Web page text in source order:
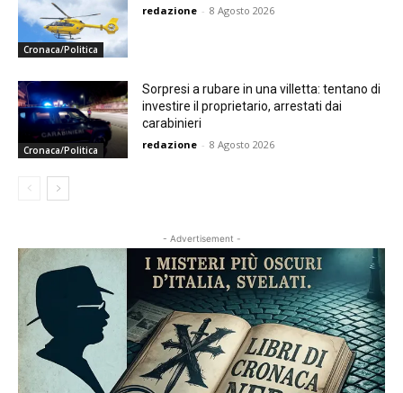
Cronaca/Politica
redazione - 8 Agosto 2026
Cronaca/Politica
Sorpresi a rubare in una villetta: tentano di
investire il proprietario, arrestati dai
carabinieri
redazione - 8 Agosto 2026
- Advertisement -